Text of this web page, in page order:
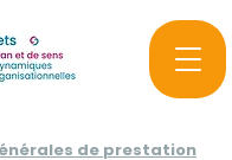
de prestation